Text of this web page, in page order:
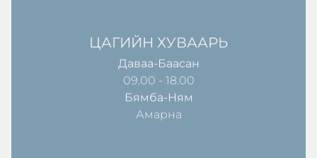
ЦАГИЙН ХУВААРЬ
Даваа-Баасан
09.00 - 18.00
Бямба-Ням
Амарна